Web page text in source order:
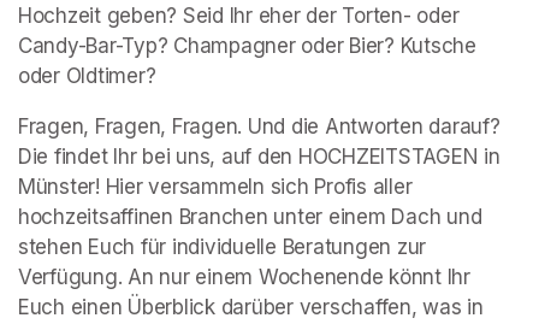
Hochzeit geben? Seid Ihr eher der Torten- oder
Candy-Bar-Typ? Champagner oder Bier? Kutsche
oder Oldtimer?
Fragen, Fragen, Fragen. Und die Antworten darauf?
Die findet Ihr bei uns, auf den HOCHZEITSTAGEN in
Münster! Hier versammeln sich Profis aller
hochzeitsaffinen Branchen unter einem Dach und
stehen Euch für individuelle Beratungen zur
Verfügung. An nur einem Wochenende könnt Ihr
Euch einen Überblick darüber verschaffen, was in